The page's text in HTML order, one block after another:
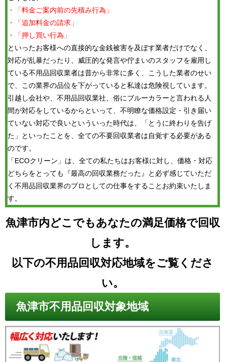
・「料金ご案内前の先積み行為」
・「追加料金の請求」
・「押し買い行為」
といったお客様への直接的な金銭被害を及ぼす業者だけでなく、
対応が乱暴だったり、威圧的な発言や佇まいのスタッフを雇用し
ている不用品回収業者は昔から非常に多く、こうした業者のせい
で、この業界の品位を下がっていると私達は危険視しています。
引越し会社や、不用品回収業社、俗にブルーカラーと言われる人
間が対応をしているからといって、不明瞭な価格設定・引き届い
ていない対応で良いといういった時代は、「とうに終わりを告げ
た」といったことを、全ての不要回収業者は自覚する必要がある
のです。
「ECOクリーン」は、全ての私たちはお客様に対し、価格・対応
どちらをとっても『最高の回収業務だった』と必ず感じていただ
く不用品回収業界のプロとしての仕事をすることお約束いたしま
す。
魚津市内どこでもあなたの満足価格で回収
します。
以下の不用品回収対応地域をご覧くださ
い。
魚津市不用品回収対象地域